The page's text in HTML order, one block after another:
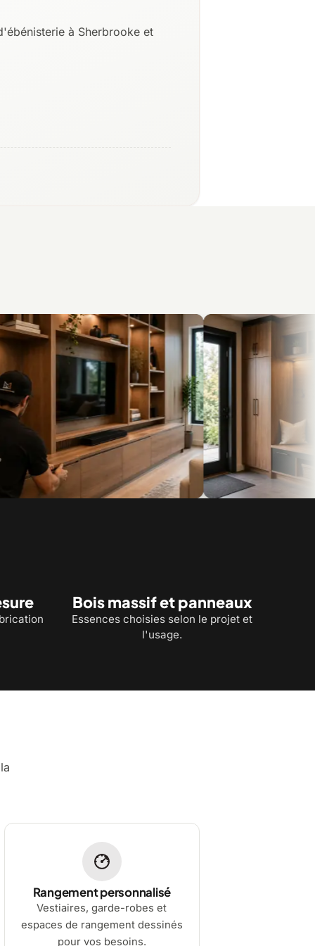
à Sherbrooke et
Bois massif et panneaux
Essences choisies selon le projet et
l'usage.
Rangement personnalisé
Vestiaires, garde-robes et
espaces de rangement dessinés
pour vos besoins.